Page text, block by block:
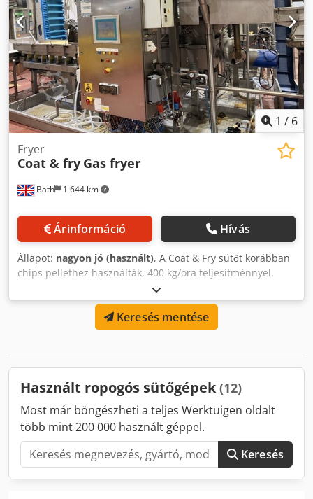
higiéniai előírásoknak, könnyen tisztítható, és
környezetbarát. A rendszeres tisztítás és a megfelelő
kezelés szükséges ahhoz, hogy a berendezés
zökkenőmentesen és biztonságosan működjön,
minimalizálva a nem megfelelő használatból eredő
balesetek kockázatát. Összességében ez a gyökérhámozó
egy robusztus és sokoldalú megoldás a hatékony a
gyökérzöldségek és a puha héjú gyümölcsök hatékony és
hatékony feldolgozásához, így nélkülözhetetlen eszközzé
1 / 6
Bath 1 644 km
Fryer
Coat & fry Gas fryer
Árinformáció Hívás
Állapot: nagyon jó (használt), A Coat & Fry sütőt korábban
chips pellethez használták, 400 kg/óra teljesítménnyel.
Felújított elektromos rendszerrel. Crsdpfx Aleymr Tbo Asf
Keresés mentése
Használt ropogós sütőgépek (12)
Most már böngészheti a teljes Werktuigen oldalt
több mint 200 000 használt géppel.
Keresés